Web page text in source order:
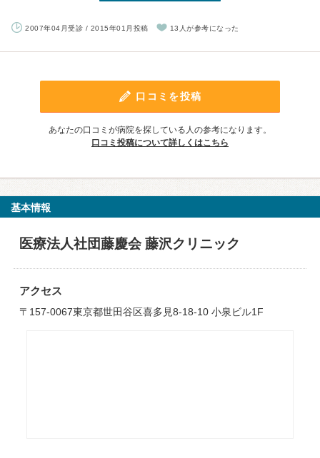
2007年04月受診 / 2015年01月投稿 13人が参考になった
口コミを投稿
あなたの口コミが病院を探している人の参考になります。
口コミ投稿について詳しくはこちら
基本情報
医療法人社団藤慶会 藤沢クリニック
アクセス
〒157-0067東京都世田谷区喜多見8-18-10 小泉ビル1F